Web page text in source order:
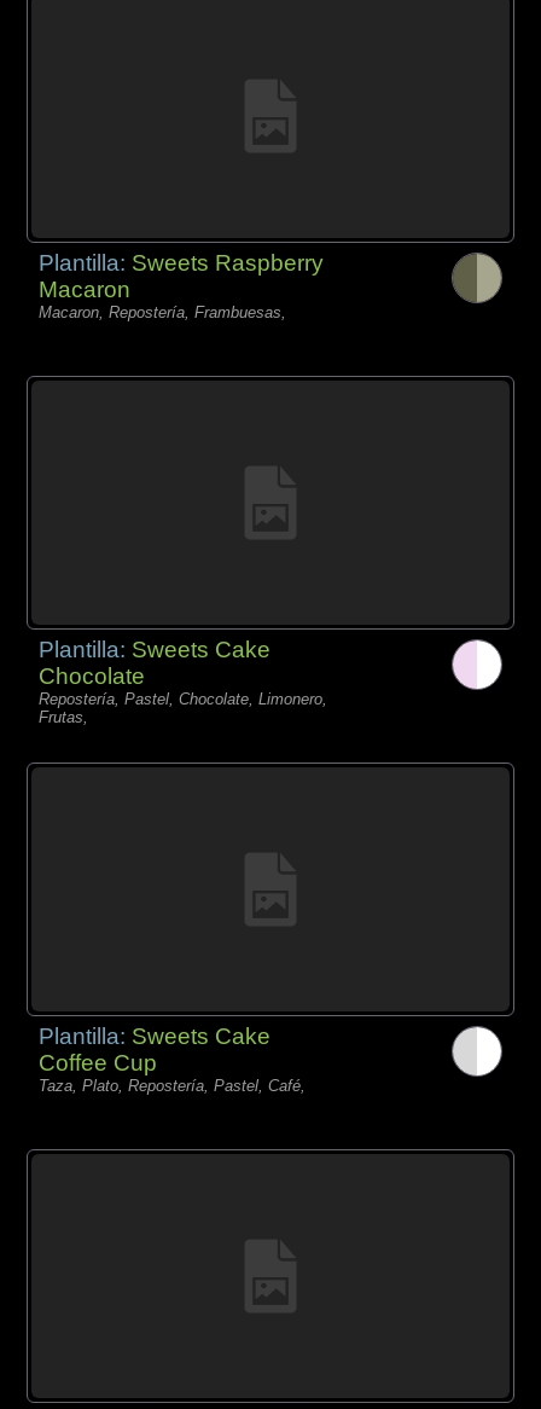
Plantilla: Sweets Raspberry
Macaron
Macaron, Repostería, Frambuesas,
Plantilla: Sweets Cake
Chocolate
Repostería, Pastel, Chocolate, Limonero,
Frutas,
Plantilla: Sweets Cake
Coffee Cup
Taza, Plato, Repostería, Pastel, Café,